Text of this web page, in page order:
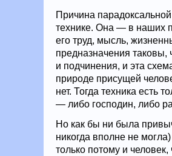
Причина
технике. Она — в наших
его труд, мысль,
предназначения таковы,
и подчинения, и эта
природе присущей
нет. Тогда техника есть
— либо господин, либо
Но как бы ни была
никогда вполне не
только потому и